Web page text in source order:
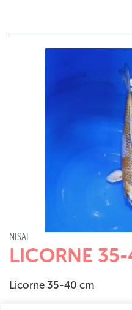
NISAI
LICORNE
Licorne 35-40 cm